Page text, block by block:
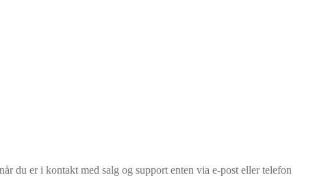
du er i kontakt med salg og support enten via e-post eller telefon